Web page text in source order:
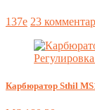
137e 23
Карбюратор Sthil